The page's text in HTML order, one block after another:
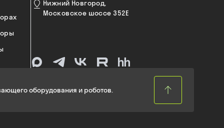
Нижний Новгород,
Московское шоссе 352Е
оборудования и роботов.